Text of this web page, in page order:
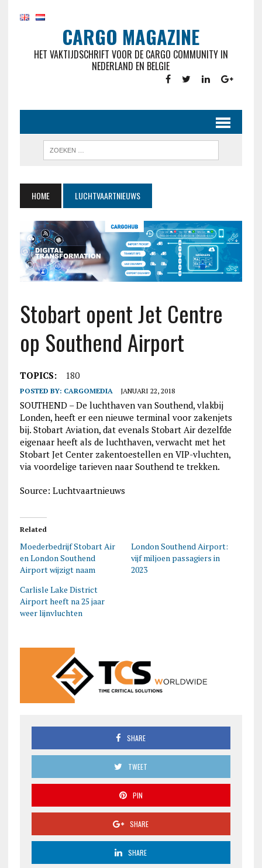
CARGO MAGAZINE
HET VAKTIJDSCHRIFT VOOR DE CARGO COMMUNITY IN
NEDERLAND EN BELGIE
HOME LUCHTVAARTNIEUWS
Stobart opent Jet Centre
op Southend Airport
TOPICS: 180
POSTED BY: CARGOMEDIA JANUARI 22, 2018
SOUTHEND – De luchthaven van Southend, vlakbij
Londen, heeft er een nieuwe terminal voor zakenjets
bij. Stobart Aviation, dat evenals Stobart Air dezelfde
eigenaar heeft als de luchthaven, verwacht met het
Stobart Jet Center zakentoestellen en VIP-vluchten,
via voordelige tarieven naar Southend te trekken.
Source: Luchtvaartnieuws
Related
Moederbedrijf Stobart Air
en London Southend
Airport wijzigt naam
London Southend Airport:
vijf miljoen passagiers in
2023
Carlisle Lake District
Airport heeft na 25 jaar
weer lijnvluchten
SHARE
TWEET
PIN
SHARE
SHARE